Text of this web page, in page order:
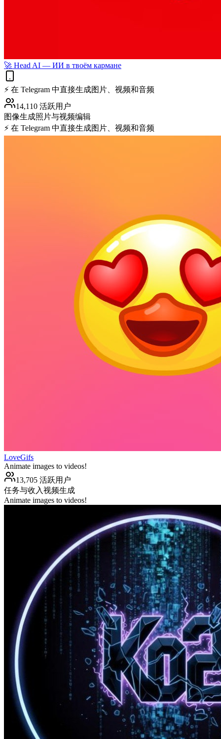
🚀 Head AI — ИИ в твоём кармане
⚡️ 在 Telegram 中直接生成图片、视频和音频
14,110 活跃用户
图像生成照片与视频编辑
⚡️ 在 Telegram 中直接生成图片、视频和音频
LoveGifs
Animate images to videos!
13,705 活跃用户
任务与收入视频生成
Animate images to videos!